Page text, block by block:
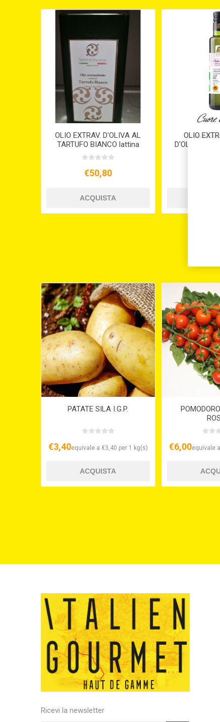
OLIO EXTRAV. D'OLIVA AL
TARTUFO BIANCO lattina
lt.1
€50,80
OLIO
D'OLIVA BIO E
PATATE SILA I.G.P.
€3,40equivale a €3,40 per 1 kg(s) €6,00equivale
Ricevi la newsletter